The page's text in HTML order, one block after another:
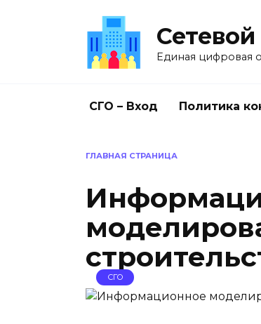
Единая цифровая
СГО – Вход Политика
ГЛАВНАЯ СТРАНИЦА
СГО